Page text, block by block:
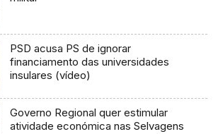
PSD acusa PS de ignorar
financiamento das universidades
insulares (vídeo)
Governo Regional quer estimular
atividade económica nas Selvagens